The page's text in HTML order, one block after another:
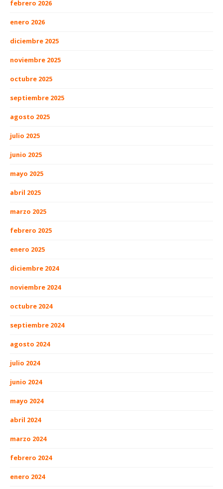
febrero 2026
enero 2026
diciembre 2025
noviembre 2025
octubre 2025
septiembre 2025
agosto 2025
julio 2025
junio 2025
mayo 2025
abril 2025
marzo 2025
febrero 2025
enero 2025
diciembre 2024
noviembre 2024
octubre 2024
septiembre 2024
agosto 2024
julio 2024
junio 2024
mayo 2024
abril 2024
marzo 2024
febrero 2024
enero 2024